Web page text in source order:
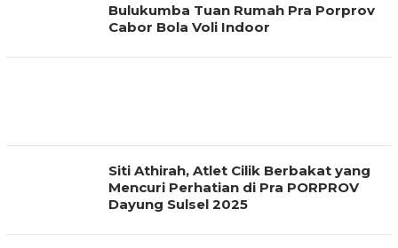
Bulukumba Tuan Rumah Pra Porprov
Cabor Bola Voli Indoor
Siti Athirah, Atlet Cilik Berbakat yang
Mencuri Perhatian di Pra PORPROV
Dayung Sulsel 2025